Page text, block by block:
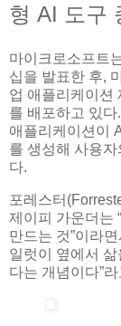
형 AI 도구
마이크로소프트
십을 발표한 후,
업 애플리케이션
를 배포하고 있
애플리케이션이
를 생성해 사용
다.
포레스터
제이피 가운더는
만드는 것”이라면
일럿이 옆에서
다는 개념이다”